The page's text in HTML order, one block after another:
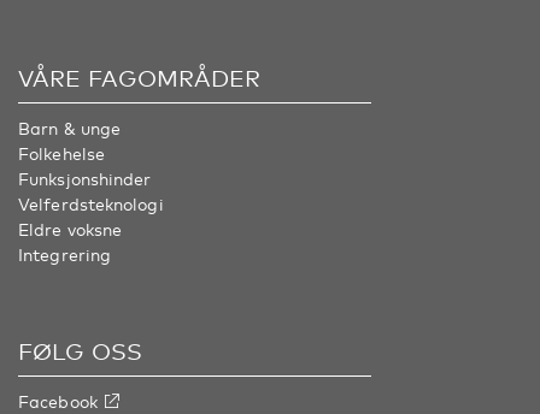
VÅRE FAGOMRÅDER
Barn & unge
Folkehelse
Funksjonshinder
Velferdsteknologi
Eldre voksne
Integrering
FØLG OSS
Facebook